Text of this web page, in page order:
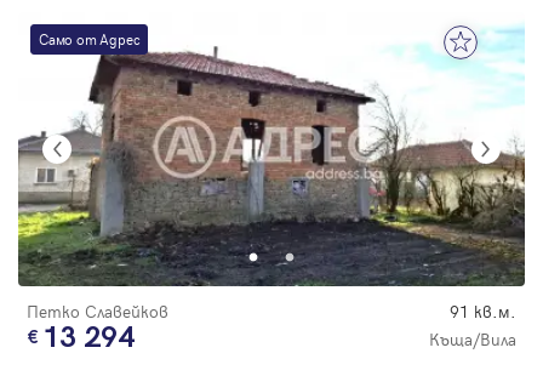
Само от Адрес
Петко Славейков 91 кв.м.
13 294 Къща/Вила